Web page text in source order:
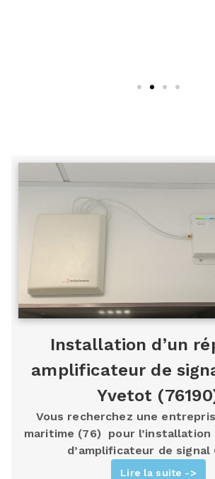
Installation d’un
amplificateur de
Yvetot
Vous recherchez une
maritime (76) pour l’installation
d’amplificateur de signal
Lire la suite ->